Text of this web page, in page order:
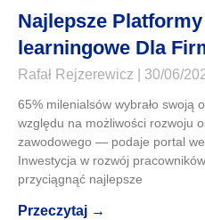
Najlepsze
learningowe Dla
Rafał Rejzerewicz 30/06/
65% milenialsów wybrało swoją
względu na możliwości rozwoju
zawodowego — podaje portal
Inwestycja w rozwój
przyciągnąć najlepsze
Przeczytaj →